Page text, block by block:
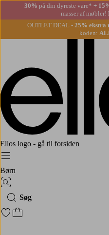
30% på din dyreste vare* +
masser af møbler!
OUTLET DEAL - 25% ekstra
koden:
Ellos logo - gå til forsiden
Menu
Børn
Billedsøgning
Søg
Gå til favoritmarkerede
Gå til indkøbskurven